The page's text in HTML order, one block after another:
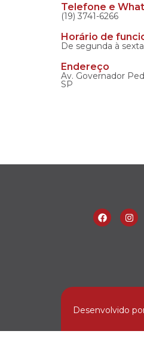
Telefone e
(19) 3741-6266
Horário de
De segunda à
Endereço
Av. Governador
SP
Desenvolvido